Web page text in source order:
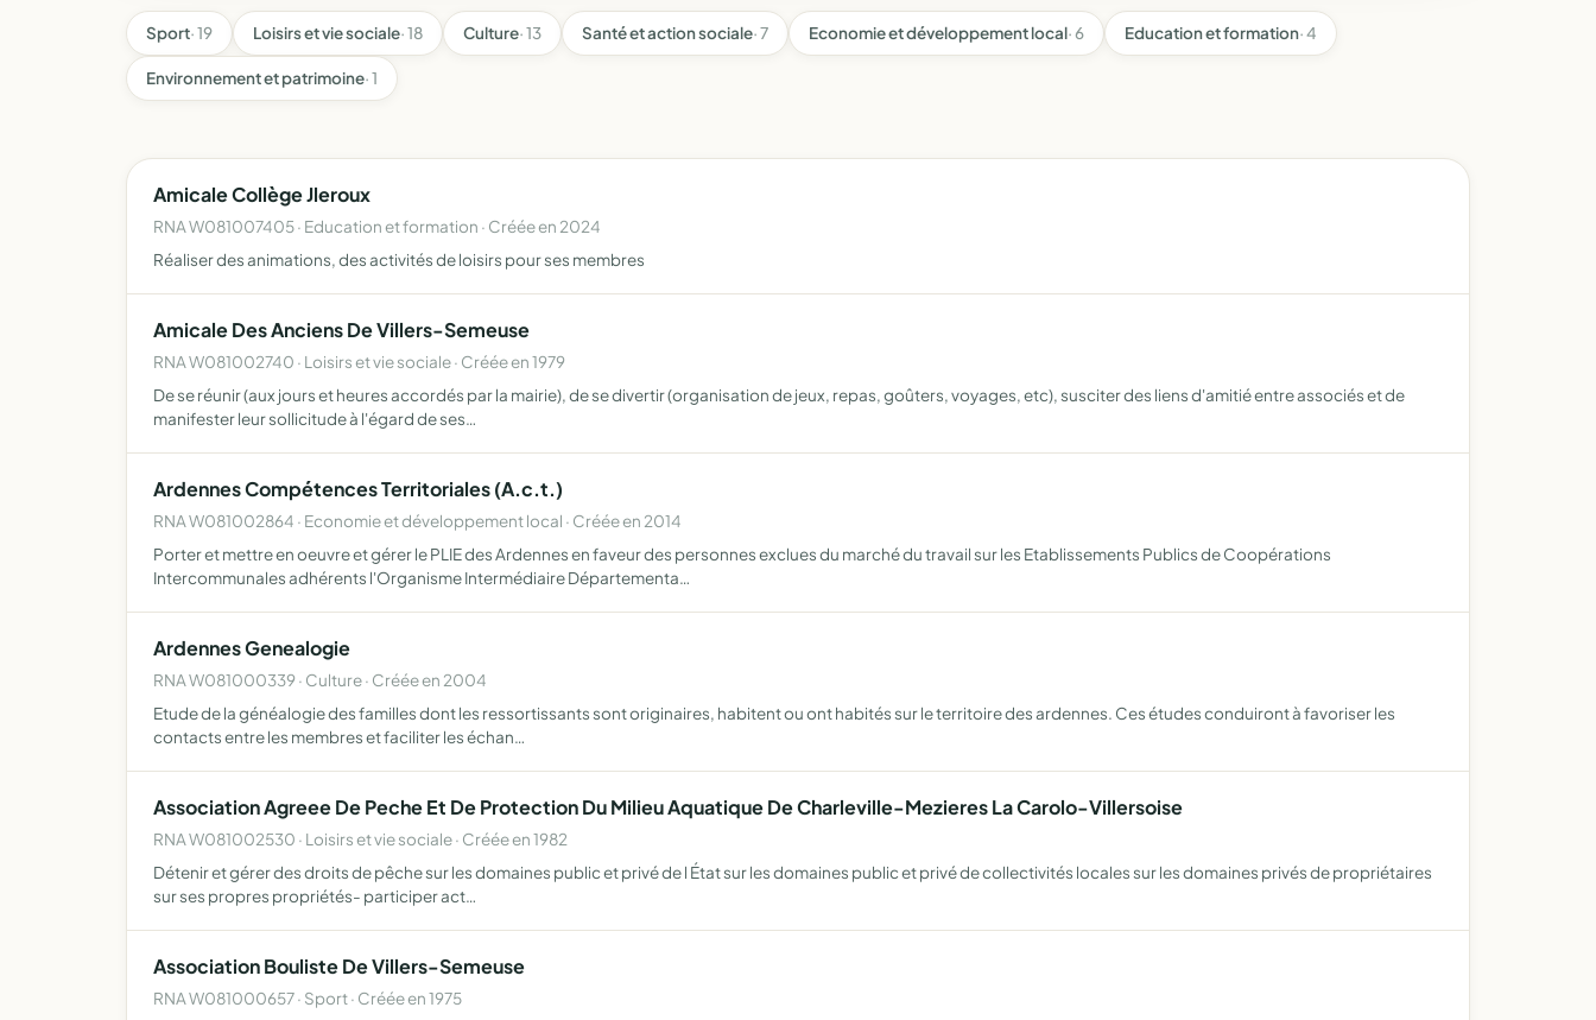
Sport· 19 Loisirs et vie sociale· 18 Culture· 13 Santé et action sociale· 7 Economie et développement local· 6 Education et formation· 4
Environnement et patrimoine· 1
Amicale Collège Jleroux
RNA W081007405 · Education et formation · Créée en 2024
Réaliser des animations, des activités de loisirs pour ses membres
Amicale Des Anciens De Villers-Semeuse
RNA W081002740 · Loisirs et vie sociale · Créée en 1979
De se réunir (aux jours et heures accordés par la mairie), de se divertir (organisation de jeux, repas, goûters, voyages, etc), susciter des liens d'amitié entre associés et de
manifester leur sollicitude à l'égard de ses…
Ardennes Compétences Territoriales (A.c.t.)
RNA W081002864 · Economie et développement local · Créée en 2014
Porter et mettre en oeuvre et gérer le PLIE des Ardennes en faveur des personnes exclues du marché du travail sur les Etablissements Publics de Coopérations
Intercommunales adhérents l'Organisme Intermédiaire Départementa…
Ardennes Genealogie
RNA W081000339 · Culture · Créée en 2004
Etude de la généalogie des familles dont les ressortissants sont originaires, habitent ou ont habités sur le territoire des ardennes. Ces études conduiront à favoriser les
contacts entre les membres et faciliter les échan…
Association Agreee De Peche Et De Protection Du Milieu Aquatique De Charleville-Mezieres La Carolo-Villersoise
RNA W081002530 · Loisirs et vie sociale · Créée en 1982
Détenir et gérer des droits de pêche sur les domaines public et privé de l État sur les domaines public et privé de collectivités locales sur les domaines privés de propriétaires
sur ses propres propriétés- participer act…
Association Bouliste De Villers-Semeuse
RNA W081000657 · Sport · Créée en 1975